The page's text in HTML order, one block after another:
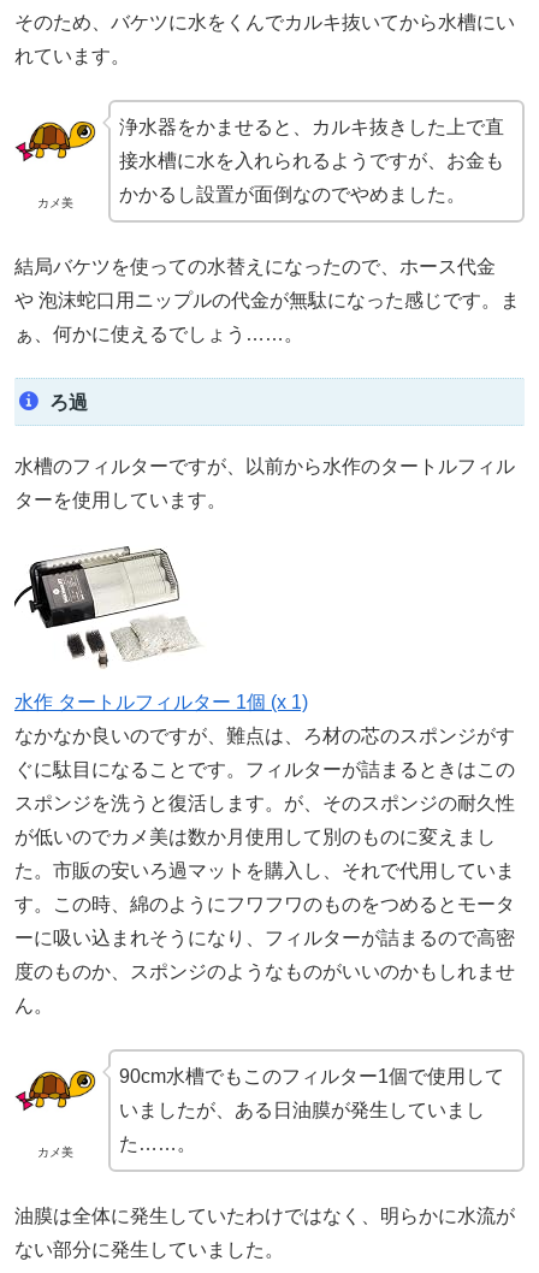
そのため、バケツに水をくんでカルキ抜いてから水槽にい
れています。
カメ美
浄水器をかませると、カルキ抜きした上で直
接水槽に水を入れられるようですが、お金も
かかるし設置が面倒なのでやめました。
結局バケツを使っての水替えになったので、ホース代金
や 泡沫蛇口用ニップルの代金が無駄になった感じです。ま
ぁ、何かに使えるでしょう……。
ろ過
水槽のフィルターですが、以前から水作のタートルフィル
ターを使用しています。
水作 タートルフィルター 1個 (x 1)
なかなか良いのですが、難点は、ろ材の芯のスポンジがす
ぐに駄目になることです。フィルターが詰まるときはこの
スポンジを洗うと復活します。が、そのスポンジの耐久性
が低いのでカメ美は数か月使用して別のものに変えまし
た。市販の安いろ過マットを購入し、それで代用していま
す。この時、綿のようにフワフワのものをつめるとモータ
ーに吸い込まれそうになり、フィルターが詰まるので高密
度のものか、スポンジのようなものがいいのかもしれませ
ん。
カメ美
90cm水槽でもこのフィルター1個で使用して
いましたが、ある日油膜が発生していまし
た……。
油膜は全体に発生していたわけではなく、明らかに水流が
ない部分に発生していました。